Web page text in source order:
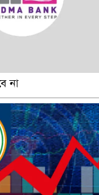
পোস্ট শিক্ষকের
না